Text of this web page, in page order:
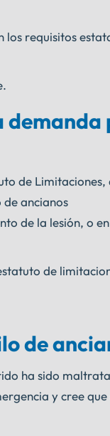
requisitos
de
de ancianos
de la lesión, o
de
de
ha sido
y cree